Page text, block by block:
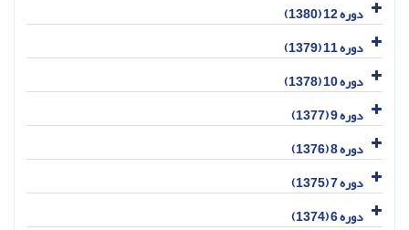
دوره 12 (1380)
دوره 11 (1379)
دوره 10 (1378)
دوره 9 (1377)
دوره 8 (1376)
دوره 7 (1375)
دوره 6 (1374)